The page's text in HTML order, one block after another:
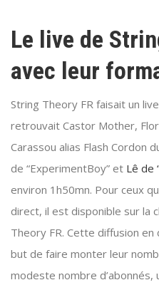
Le live de
avec leur
String Theory FR faisait un
retrouvait Castor Mother,
Carassou alias Flash Cordon
de “ExperimentBoy” et Lê de
environ 1h50mn. Pour ceux
direct, il est disponible sur la
Theory FR. Cette diffusion
but de faire monter leur
modeste nombre